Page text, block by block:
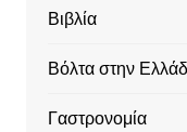
Βιβλία
Βόλτα στην
Γαστρονομία